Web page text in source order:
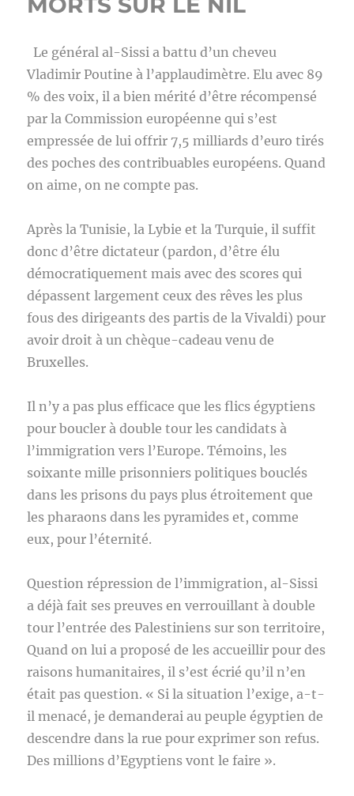
Le général al-Sissi a battu d’un cheveu
Vladimir Poutine à l’applaudimètre. Elu avec 89
% des voix, il a bien mérité d’être récompensé
par la Commission européenne qui s’est
empressée de lui offrir 7,5 milliards d’euro tirés
des poches des contribuables européens. Quand
on aime, on ne compte pas.
Après la Tunisie, la Lybie et la Turquie, il suffit
donc d’être dictateur (pardon, d’être élu
démocratiquement mais avec des scores qui
dépassent largement ceux des rêves les plus
fous des dirigeants des partis de la Vivaldi) pour
avoir droit à un chèque-cadeau venu de
Bruxelles.
Il n’y a pas plus efficace que les flics égyptiens
pour boucler à double tour les candidats à
l’immigration vers l’Europe. Témoins, les
soixante mille prisonniers politiques bouclés
dans les prisons du pays plus étroitement que
les pharaons dans les pyramides et, comme
eux, pour l’éternité.
Question répression de l’immigration, al-Sissi
a déjà fait ses preuves en verrouillant à double
tour l’entrée des Palestiniens sur son territoire,
Quand on lui a proposé de les accueillir pour des
raisons humanitaires, il s’est écrié qu’il n’en
était pas question. « Si la situation l’exige, a-t-
il menacé, je demanderai au peuple égyptien de
descendre dans la rue pour exprimer son refus.
Des millions d’Egyptiens vont le faire ».